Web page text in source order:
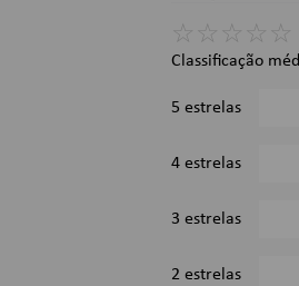
A x L x C: 16 x 22 7 cm.
Imagens Meramente Ilustrativas.
☆ ☆ ☆ ☆ ☆
Classificação
5 estrelas
4 estrelas
3 estrelas
2 estrelas